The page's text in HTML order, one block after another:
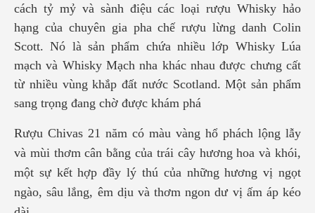
cách tỷ mỷ và sành điệu các loại rượu Whisky hảo
hạng của chuyên gia pha chế rượu lừng danh Colin
Scott. Nó là sản phẩm chứa nhiều lớp Whisky Lúa
mạch và Whisky Mạch nha khác nhau được chưng cất
từ nhiều vùng khắp đất nước Scotland. Một sản phẩm
sang trọng đang chờ được khám phá
Rượu Chivas 21 năm có màu vàng hổ phách lộng lẫy
và mùi thơm cân bằng của trái cây hương hoa và khói,
một sự kết hợp đầy lý thú của những hương vị ngọt
ngào, sâu lắng, êm dịu và thơm ngon dư vị ấm áp kéo